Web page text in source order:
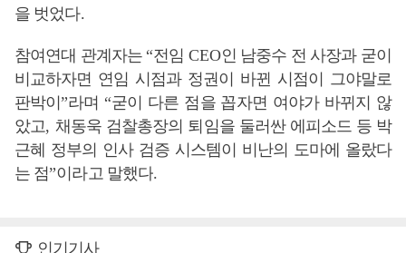
을 벗었다.
참여연대 관계자는 “전임 CEO인 남중수 전 사장과 굳이
비교하자면 연임 시점과 정권이 바뀐 시점이 그야말로
판박이”라며 “굳이 다른 점을 꼽자면 여야가 바뀌지 않
았고, 채동욱 검찰총장의 퇴임을 둘러싼 에피소드 등 박
근혜 정부의 인사 검증 시스템이 비난의 도마에 올랐다
는 점”이라고 말했다.
인기기사